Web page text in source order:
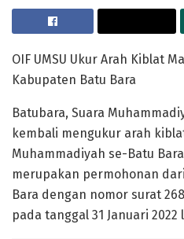
OIF UMSU Ukur Arah Kiblat
Kabupaten Batu Bara
Batubara, Suara
kembali mengukur arah
Muhammadiyah se-Batu
merupakan permohonan
Bara dengan nomor surat
pada tanggal 31 Januari 2022